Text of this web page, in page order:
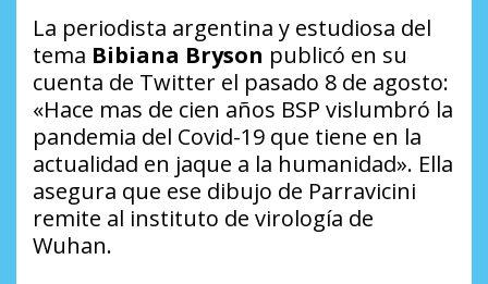
La periodista argentina y estudiosa del
tema Bibiana Bryson publicó en su
cuenta de Twitter el pasado 8 de agosto:
«Hace mas de cien años BSP vislumbró la
pandemia del Covid-19 que tiene en la
actualidad en jaque a la humanidad». Ella
asegura que ese dibujo de Parravicini
remite al instituto de virología de
Wuhan.